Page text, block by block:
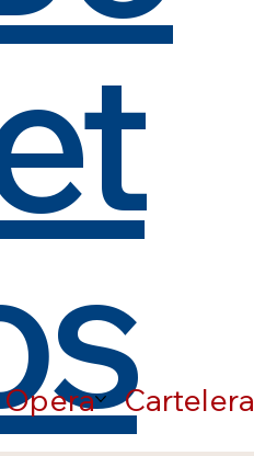
Opera Cartelera